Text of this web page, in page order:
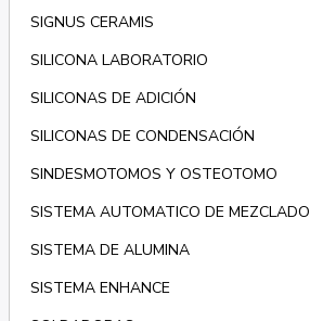
SIGNUS CERAMIS
SILICONA LABORATORIO
SILICONAS DE ADICIÓN
SILICONAS DE CONDENSACIÓN
SINDESMOTOMOS Y OSTEOTOMO
SISTEMA AUTOMATICO DE MEZCLADO
SISTEMA DE ALUMINA
SISTEMA ENHANCE